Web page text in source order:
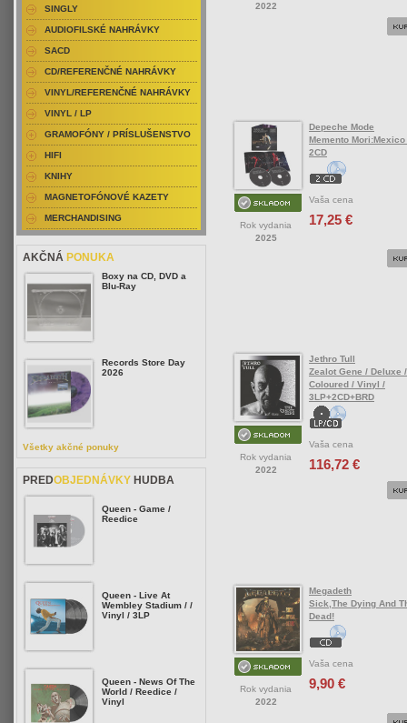
2022
Rok vydania
2025
Depeche Mode
Memento
2CD
Vaša cena
17,25 €
Rok vydania
2022
Jethro Tull
Zealot Gene / Deluxe /
Coloured / Vinyl /
3LP+2CD+BRD
Vaša cena
116,72 €
Rok vydania
2022
Megadeth
Sick,The Dying And
Dead!
Vaša cena
9,90 €
SINGLY
AUDIOFILSKÉ NAHRÁVKY
SACD
CD/REFERENČNÉ NAHRÁVKY
VINYL/REFERENČNÉ NAHRÁVKY
VINYL / LP
GRAMOFÓNY / PRÍSLUŠENSTVO
HIFI
KNIHY
MAGNETOFÓNOVÉ KAZETY
MERCHANDISING
AKČNÁ PONUKA
Boxy na CD, DVD a
Blu-Ray
Records Store Day
2026
Všetky akčné ponuky
PREDOBJEDNÁVKY HUDBA
Queen - Game /
Reedice
Queen - Live At
Wembley Stadium / /
Vinyl / 3LP
Queen - News Of The
World / Reedice /
Vinyl